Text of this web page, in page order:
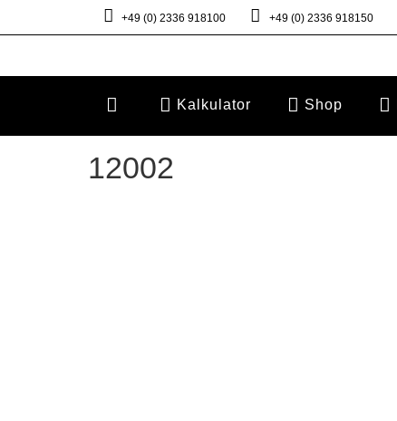
+49 (0) 2336 918100 +49 (0) 2336 918150
Kalkulator Shop
12002